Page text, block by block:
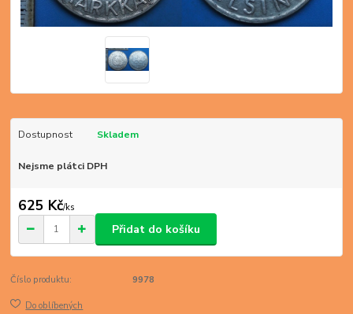
Dostupnost Skladem
Nejsme plátci DPH
625 Kč/ks
Přidat do košíku
Číslo produktu: 9978
Do oblíbených